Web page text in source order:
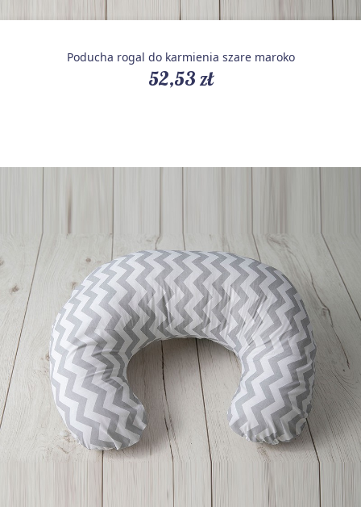
Poducha rogal do karmienia szare maroko
52,53 zł